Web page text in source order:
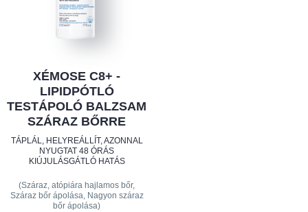
XÉMOSE C8+ -
LIPIDPÓTLÓ
TESTÁPOLÓ BALZSAM
SZÁRAZ BŐRRE
TÁPLÁL, HELYREÁLLÍT, AZONNAL
NYUGTAT 48 ÓRÁS
KIÚJULÁSGÁTLÓ HATÁS
(Száraz, atópiára hajlamos bőr,
Száraz bőr ápolása, Nagyon száraz
bőr ápolása)